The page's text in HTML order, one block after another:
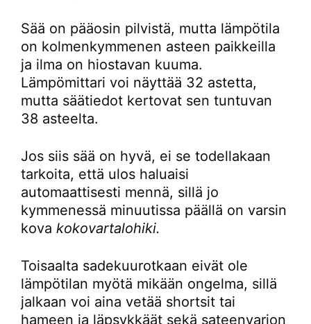
Sää on pääosin pilvistä, mutta lämpötila
on kolmenkymmenen asteen paikkeilla
ja ilma on hiostavan kuuma.
Lämpömittari voi näyttää 32 astetta,
mutta säätiedot kertovat sen tuntuvan
38 asteelta.
Jos siis sää on hyvä, ei se todellakaan
tarkoita, että ulos haluaisi
automaattisesti mennä, sillä jo
kymmenessä minuutissa päällä on varsin
kova kokovartalohiki.
Toisaalta sadekuurotkaan eivät ole
lämpötilan myötä mikään ongelma, sillä
jalkaan voi aina vetää shortsit tai
hameen ja läpsykkäät sekä sateenvarjon